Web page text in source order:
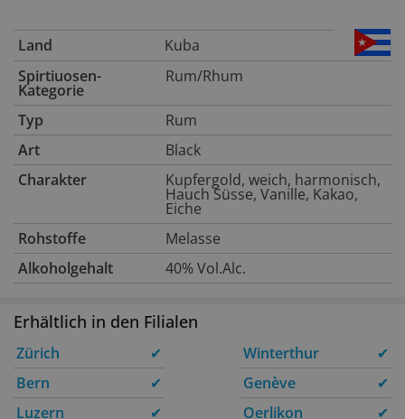
Land
Kuba
Spirtiuosen-
Kategorie
Rum/Rhum
Typ
Rum
Art
Black
Charakter
Kupfergold, weich, harmonisch,
Hauch Süsse, Vanille, Kakao,
Eiche
Rohstoffe
Melasse
Alkoholgehalt
40% Vol.Alc.
Erhältlich in den Filialen
Zürich
✔
Bern
✔
Luzern
✔
Winterthur
✔
Genève
✔
Oerlikon
✔